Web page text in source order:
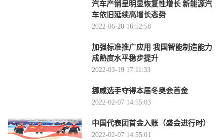
汽车产销呈明显恢复性增长 新能源汽
车依旧延续高增长态势
2022-06-20 16:52:58
加强标准推广应用 我国智能制造能力
成熟度水平稳步提升
2022-03-19 17:11:33
挪威选手夺得本届冬奥会首金
2022-02-07 14:55:03
中国代表团首金入账（盛会进行时）
2022-02-07 14:55:01